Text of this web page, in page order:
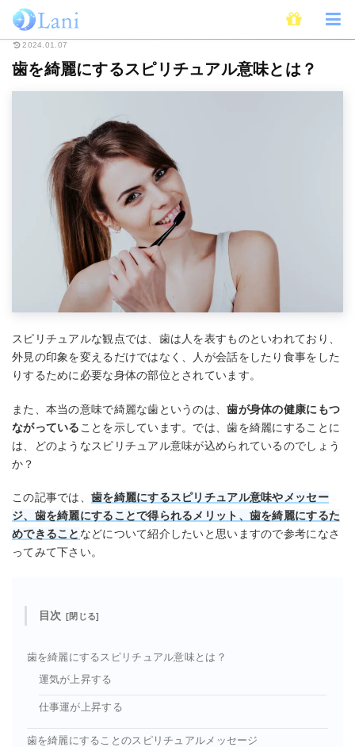
ホーム スピリチュアル 歯を綺麗にするスピリチュアル意味とは？
2024.01.07
歯を綺麗にするスピリチュアル意味とは？
スピリチュアルな観点では、歯は人を表すものといわれており、
外見の印象を変えるだけではなく、人が会話をしたり食事をした
りするために必要な身体の部位とされています。
また、本当の意味で綺麗な歯というのは、歯が身体の健康にもつ
ながっている ことを示しています。では、歯を綺麗にすることに
は、どのようなスピリチュアル意味が込められているのでしょう
か？
この記事では、 歯を綺麗にするスピリチュアル意味やメッセー
ジ、歯を綺麗にすることで得られるメリット、歯を綺麗にするた
めできること などについて紹介したいと思いますので参考になさ
ってみて下さい。
目次
歯を綺麗にするスピリチュアル意味とは？
運気が上昇する
仕事運が上昇する
歯を綺麗にすることのスピリチュアルメッセージ